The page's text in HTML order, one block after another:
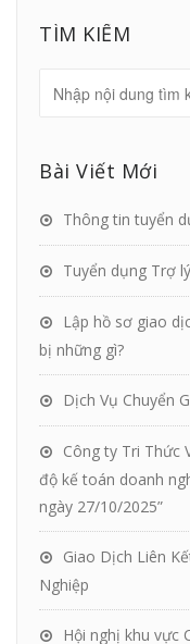
TÌM KIẾM
Bài Viết Mới
Thông tin tuyển
Tuyển dụng Trợ
Lập hồ sơ giao
bị những gì?
Dịch Vụ Chuyển
Công ty Tri Thức
độ kế toán doanh
ngày 27/10/2025”
Giao Dịch Liên
Nghiệp
Hội nghị khu vực